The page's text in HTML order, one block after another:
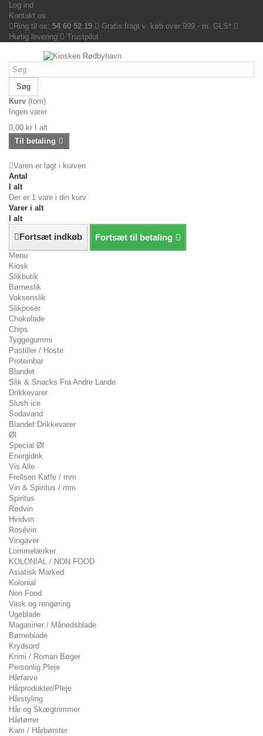
Log ind
Kontakt os
Ring til os: 54 60 52 19
Gratis fragt v. køb over 999,- m. GLS*
Hurtig levering
Trustpilot
Søg
Kurv (tom)
Ingen varer
0,00 kr
I alt
Til betaling
Varen er lagt i kurven
Antal
I alt
Der er 1 vare i din kurv
Varer i alt
I alt
Fortsæt indkøb Fortsæt til betaling
Menu
Kiosk
Slikbutik
Børneslik
Voksenslik
Slikposer
Chokolade
Chips
Tyggegummi
Pastiller / Hoste
Proteinbar
Blandet
Slik & Snacks Fra Andre Lande
Drikkevarer
Slush ice
Sodavand
Blandet Drikkevarer
Øl
Special Øl
Energidrik
Vis Alle
Frellsen Kaffe / mm
Vin & Spiritus / mm
Spiritus
Rødvin
Hvidvin
Rosévin
Vingaver
Lommelærker
KOLONIAL / NON FOOD
Asiatisk Marked
Kolonial
Non Food
Vask og rengøring
Ugeblade
Magasiner / Månedsblade
Børneblade
Krydsord
Krimi / Roman Bøger
Personlig Pleje
Hårfarve
Hårprodukter/Pleje
Hårstyling
Hår og Skægtrimmer
Hårtørrer
Kam / Hårbørster